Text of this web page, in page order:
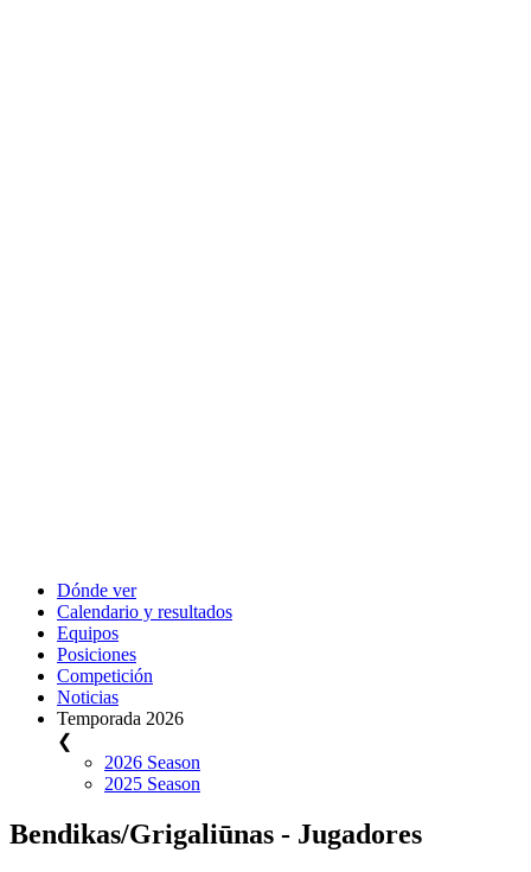
Dónde ver
Calendario y resultados
Equipos
Posiciones
Competición
Noticias
Temporada 2026
❮
2026 Season
2025 Season
Bendikas/Grigaliūnas - Jugadores